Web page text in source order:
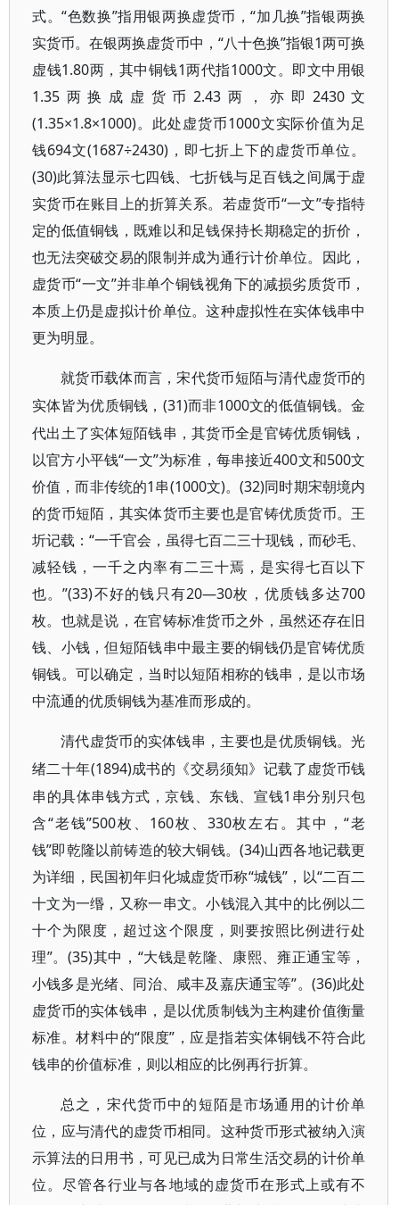
式。“色数换”指用银两换虚货币，“加几换”指银两换
实货币。在银两换虚货币中，“八十色换”指银1两可换
虚钱1.80两，其中铜钱1两代指1000文。即文中用银
1.35两换成虚货币2.43两，亦即2430文
(1.35×1.8×1000)。此处虚货币1000文实际价值为足
钱694文(1687÷2430)，即七折上下的虚货币单位。
(30)此算法显示七四钱、七折钱与足百钱之间属于虚
实货币在账目上的折算关系。若虚货币“一文”专指特
定的低值铜钱，既难以和足钱保持长期稳定的折价，
也无法突破交易的限制并成为通行计价单位。因此，
虚货币“一文”并非单个铜钱视角下的减损劣质货币，
本质上仍是虚拟计价单位。这种虚拟性在实体钱串中
更为明显。
就货币载体而言，宋代货币短陌与清代虚货币的
实体皆为优质铜钱， (31)而非1000文的低值铜钱。金
代出土了实体短陌钱串，其货币全是官铸优质铜钱，
以官方小平钱“一文”为标准，每串接近400文和500文
价值，而非传统的1串(1000文)。(32)同时期宋朝境内
的货币短陌，其实体货币主要也是官铸优质货币。王
圻记载：“一千官会，虽得七百二三十现钱，而砂毛、
减轻钱，一千之内率有二三十焉，是实得七百以下
也。”(33)不好的钱只有20—30枚，优质钱多达700
枚。也就是说，在官铸标准货币之外，虽然还存在旧
钱、小钱，但短陌钱串中最主要的铜钱仍是官铸优质
铜钱。可以确定，当时以短陌相称的钱串，是以市场
中流通的优质铜钱为基准而形成的。
清代虚货币的实体钱串，主要也是优质铜钱。光
绪二十年(1894)成书的《交易须知》记载了虚货币钱
串的具体串钱方式，京钱、东钱、宣钱1串分别只包
含“老钱”500枚、160枚、330枚左右。其中，“老
钱”即乾隆以前铸造的较大铜钱。(34)山西各地记载更
为详细，民国初年归化城虚货币称“城钱”，以“二百二
十文为一缗，又称一串文。小钱混入其中的比例以二
十个为限度，超过这个限度，则要按照比例进行处
理”。(35)其中，“大钱是乾隆、康熙、雍正通宝等，
小钱多是光绪、同治、咸丰及嘉庆通宝等”。(36)此处
虚货币的实体钱串，是以优质制钱为主构建价值衡量
标准。材料中的“限度”，应是指若实体铜钱不符合此
钱串的价值标准，则以相应的比例再行折算。
总之，宋代货币中的短陌是市场通用的计价单
位，应与清代的虚货币相同。这种货币形式被纳入演
示算法的日用书，可见已成为日常生活交易的计价单
位。尽管各行业与各地域的虚货币在形式上或有不